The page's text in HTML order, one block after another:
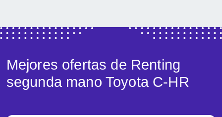
Mejores ofertas de Renting
segunda mano Toyota C-HR